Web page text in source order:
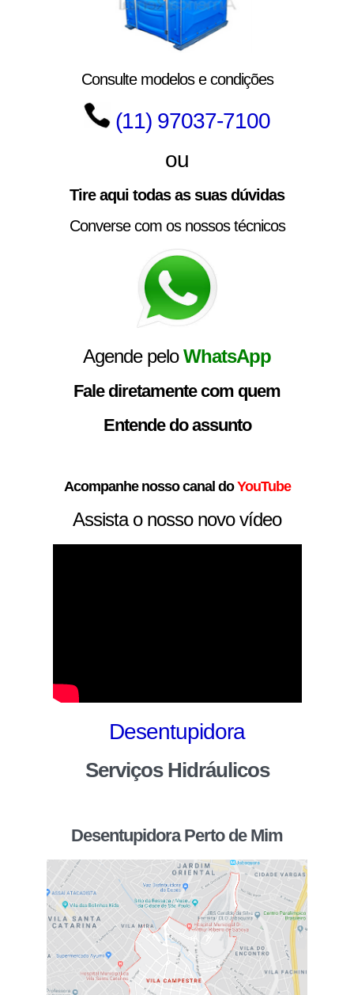
Consulte modelos e condições
(11) 97037-7100
ou
Tire aqui todas as suas dúvidas
Converse com os nossos técnicos
Agende peloWhatsApp
Fale diretamente com quem
Entende do assunto
Acompanhe nosso canal do YouTube
Assista o nosso novo vídeo
Desentupidora
Serviços Hidráulicos
Desentupidora Perto de Mim